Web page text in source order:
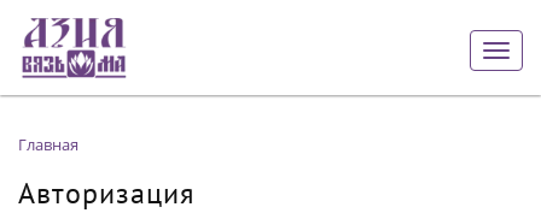
Главная
Авторизация